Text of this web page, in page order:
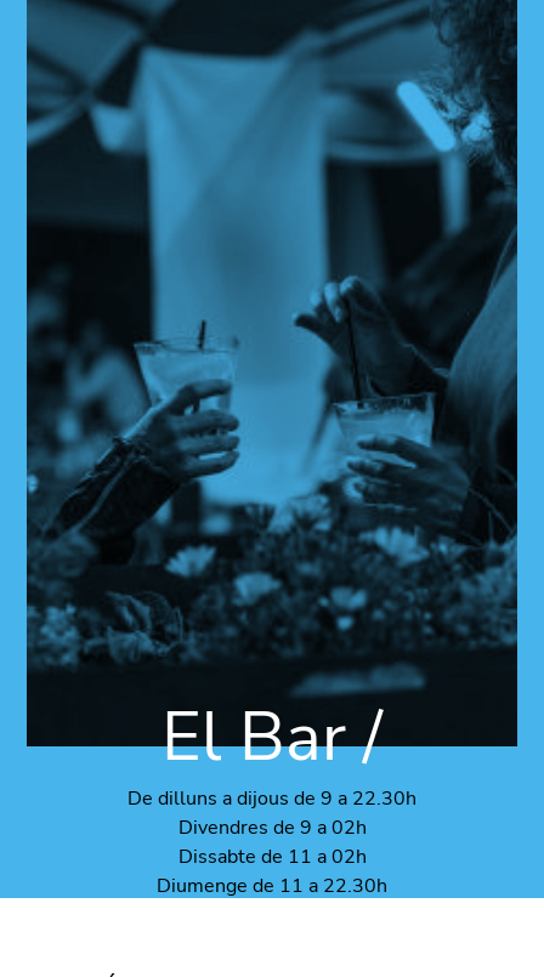
El Bar /
De dilluns a dijous de 9 a 22.30h
Divendres de 9 a 02h
Dissabte de 11 a 02h
Diumenge de 11 a 22.30h